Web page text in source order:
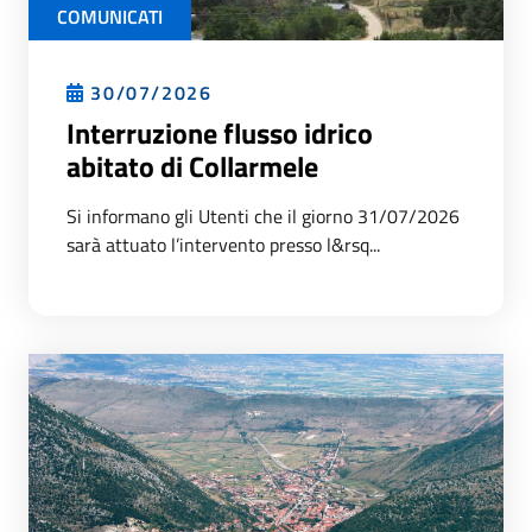
COMUNICATI
30/07/2026
Interruzione flusso idrico
abitato di Collarmele
Si informano gli Utenti che il giorno 31/07/2026
sarà attuato l’intervento presso l&rsq...